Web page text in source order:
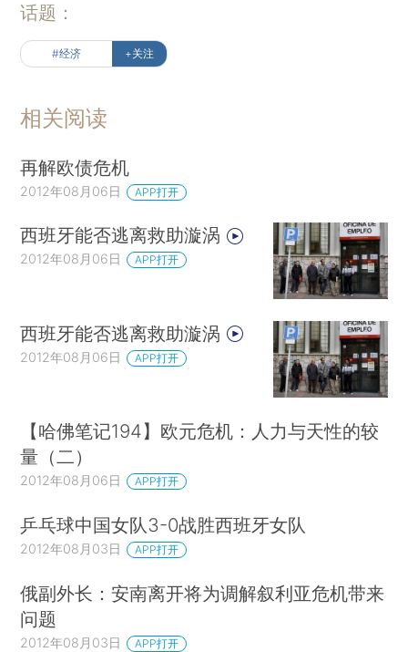
话题：
#经济 +关注
相关阅读
再解欧债危机
2012年08月06日 APP打开
西班牙能否逃离救助漩涡
2012年08月06日 APP打开
西班牙能否逃离救助漩涡
2012年08月06日 APP打开
【哈佛笔记194】欧元危机：人力与天性的较
量（二）
2012年08月06日 APP打开
乒乓球中国女队3-0战胜西班牙女队
2012年08月03日 APP打开
俄副外长：安南离开将为调解叙利亚危机带来
问题
2012年08月03日 APP打开